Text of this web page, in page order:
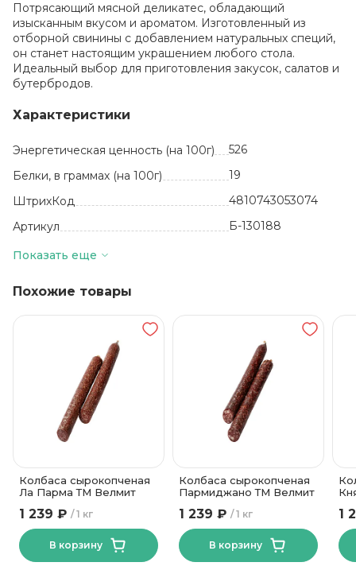
Потрясающий мясной деликатес, обладающий
изысканным вкусом и ароматом. Изготовленный из
отборной свинины с добавлением натуральных специй,
он станет настоящим украшением любого стола.
Идеальный выбор для приготовления закусок, салатов и
бутербродов.
Характеристики
Энергетическая ценность (на 100г)
526
Белки, в граммах (на 100г)
19
ШтрихКод
4810743053074
Артикул
Б-130188
Базовая единица
Состав
пряностей
4 месяца
Температура хранения
от +2 до +6
Показать еще
Похожие товары
Колбаса сырокопченая
Ла Парма ТМ Велмит
1 кг
1 239 ₽
В корзину
Колбаса сырокопченая
Пармиджано ТМ Велмит
1 кг
1 239 ₽
В корзину
1